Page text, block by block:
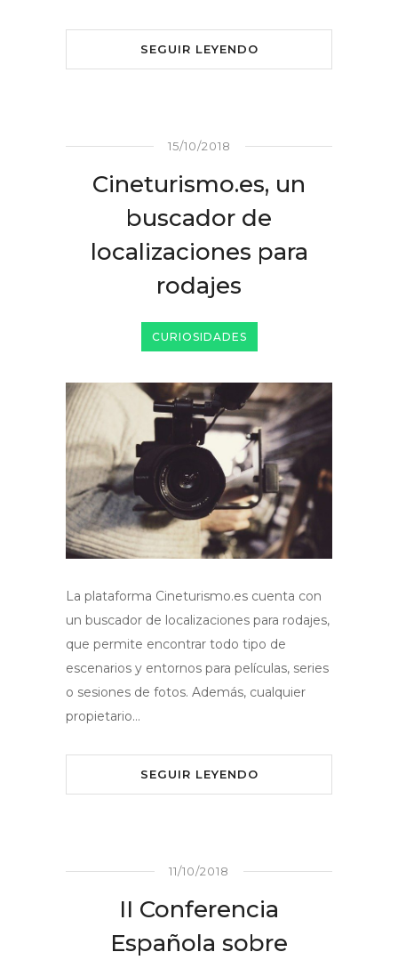
SEGUIR LEYENDO
15/10/2018
Cineturismo.es, un
buscador de
localizaciones para
rodajes
CURIOSIDADES
La plataforma Cineturismo.es cuenta con
un buscador de localizaciones para rodajes,
que permite encontrar todo tipo de
escenarios y entornos para películas, series
o sesiones de fotos. Además, cualquier
propietario…
SEGUIR LEYENDO
11/10/2018
II Conferencia
Española sobre